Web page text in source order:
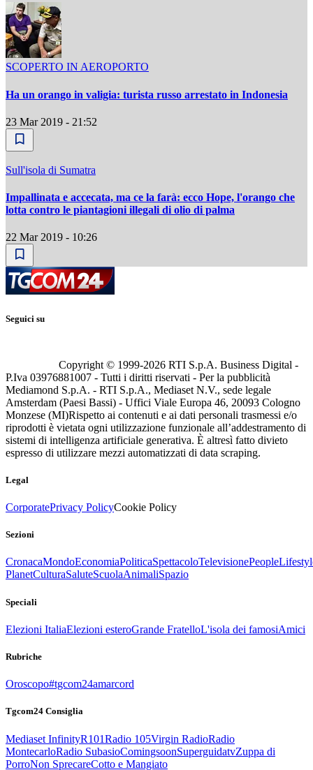
SCOPERTO IN AEROPORTO
Ha un orango in valigia: turista russo arrestato in Indonesia
23 Mar 2019 - 21:52
Sull'isola di Sumatra
Impallinata e accecata, ma ce la farà: ecco Hope, l'orango che
lotta contro le piantagioni illegali di olio di palma
22 Mar 2019 - 10:26
Seguici su
Copyright © 1999-2026 RTI S.p.A. Business Digital -
P.Iva 03976881007 - Tutti i diritti riservati - Per la pubblicità
Mediamond S.p.A. - RTI S.p.A., Mediaset N.V., sede legale
Amsterdam (Paesi Bassi) - Uffici Viale Europa 46, 20093 Cologno
Monzese (MI)Rispetto ai contenuti e ai dati personali trasmessi e/o
riprodotti è vietata ogni utilizzazione funzionale all’addestramento di
sistemi di intelligenza artificiale generativa. È altresì fatto divieto
espresso di utilizzare mezzi automatizzati di data scraping.
Legal
CorporatePrivacy PolicyCookie Policy
Sezioni
CronacaMondoEconomiaPoliticaSpettacoloTelevisionePeople
PlanetCulturaSaluteScuolaAnimaliSpazio
Speciali
Elezioni ItaliaElezioni esteroGrande FratelloL'isola dei famosiAmici
Rubriche
Oroscopo#tgcom24amarcord
Tgcom24 Consiglia
Mediaset InfinityR101Radio 105Virgin RadioRadio
MontecarloRadio SubasioComingsoonSuperguidatvZuppa di
PorroNon SprecareCotto e Mangiato